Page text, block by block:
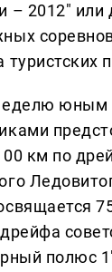
– 2012" или
юным
км по
полюс